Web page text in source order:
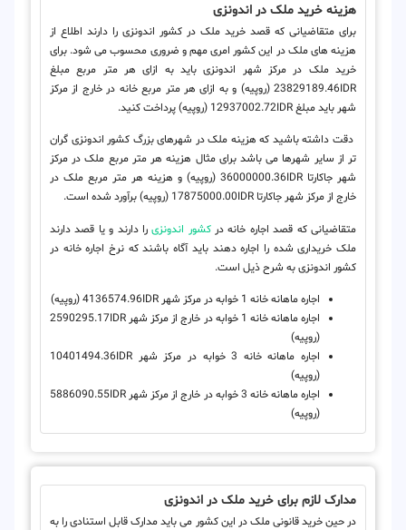
هزینه خرید ملک در اندونزی
برای متقاضیانی که قصد خرید ملک در کشور اندونزی را دارند اطلاع از
هزینه های ملک در این کشور امری مهم و ضروری محسوب می شود. برای
خرید ملک در مرکز شهر اندونزی باید به ازای هر متر مربع مبلغ
23829189.46IDR (روپیه) و به ازای هر متر مربع خانه در خارج از مرکز
شهر باید مبلغ 12937002.72IDR (روپیه) پرداخت کنید.
دقت داشته باشید که هزینه ملک در شهرهای بزرگ کشور اندونزی گران
تر از سایر شهرها می باشد برای مثال هزینه هر متر مربع ملک در مرکز
شهر جاکارتا 36000000.36IDR (روپیه) و هزینه هر متر مربع ملک در
خارج از مرکز شهر جاکارتا 17875000.00IDR (روپیه) برآورد شده است.
متقاضیانی که قصد اجاره خانه درکشور اندونزیرا دارند و یا قصد دارند
ملک خریداری شده را اجاره دهند باید آگاه باشند که نرخ اجاره خانه در
کشور اندونزی به شرح ذیل است.
اجاره ماهانه خانه 1 خوابه در مرکز شهر 4136574.96IDR (روپیه)
اجاره ماهانه خانه 1 خوابه در خارج از مرکز شهر 2590295.17IDR
(روپیه)
اجاره ماهانه خانه 3 خوابه در مرکز شهر 10401494.36IDR
(روپیه)
اجاره ماهانه خانه 3 خوابه در خارج از مرکز شهر 5886090.55IDR
(روپیه)
مدارک لازم برای خرید ملک در اندونزی
در حین خرید قانونی ملک در این کشور می باید مدارک قابل استنادی را به